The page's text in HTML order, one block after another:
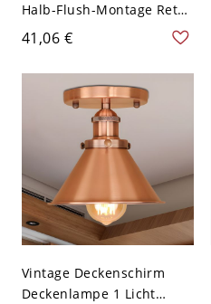
Halb-Flush-Montage Retro
Stil Eisen 1 Birne Bad
Deckenleuchte - Kupfer
110V-120V
41,06 €
Vintage Deckenschirm
Deckenlampe 1 Licht